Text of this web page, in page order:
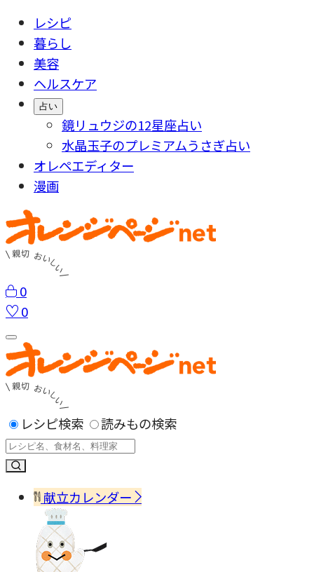
レシピ
暮らし
美容
ヘルスケア
占い
鏡リュウジの12星座占い
水晶玉子のプレミアムうさぎ占い
オレペエディター
漫画
0
0
レシピ検索 読みもの検索
献立カレンダー